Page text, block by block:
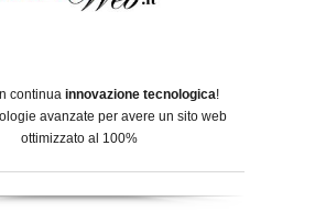
continua innovazione tecnologica!
avanzate per avere un sito web
ottimizzato al 100%